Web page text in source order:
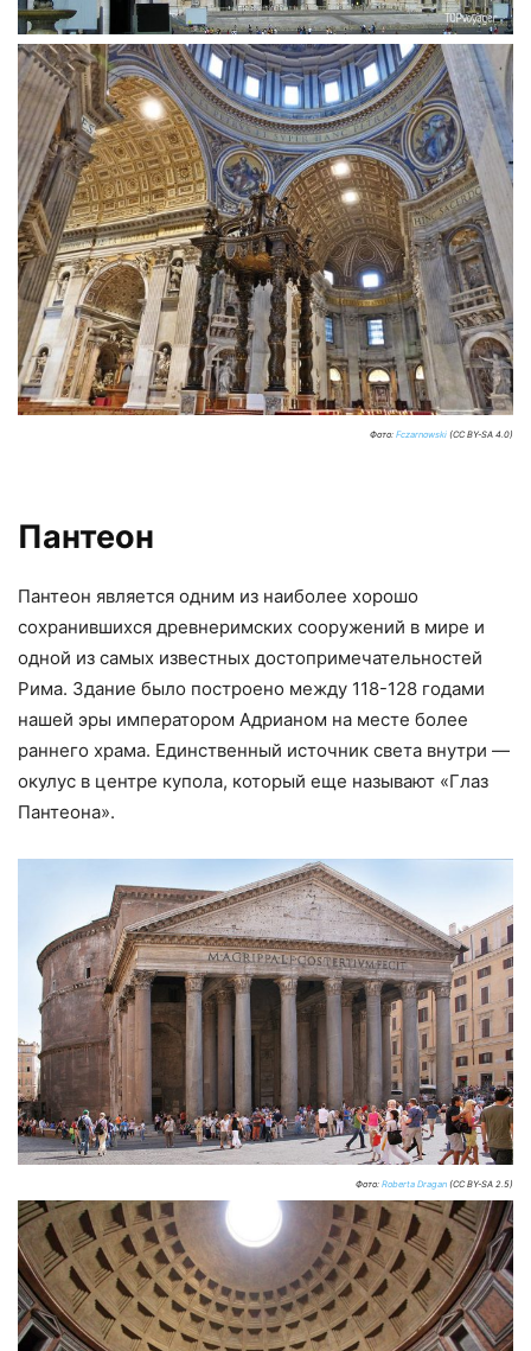
Фото: Fczarnowski (CC BY-SA 4.0)
Пантеон
Пантеон является одним из наиболее хорошо
сохранившихся древнеримских сооружений в мире и
одной из самых известных достопримечательностей
Рима. Здание было построено между 118-128 годами
нашей эры императором Адрианом на месте более
раннего храма. Единственный источник света внутри —
окулус в центре купола, который еще называют «Глаз
Пантеона».
Фото: Roberta Dragan (CC BY-SA 2.5)